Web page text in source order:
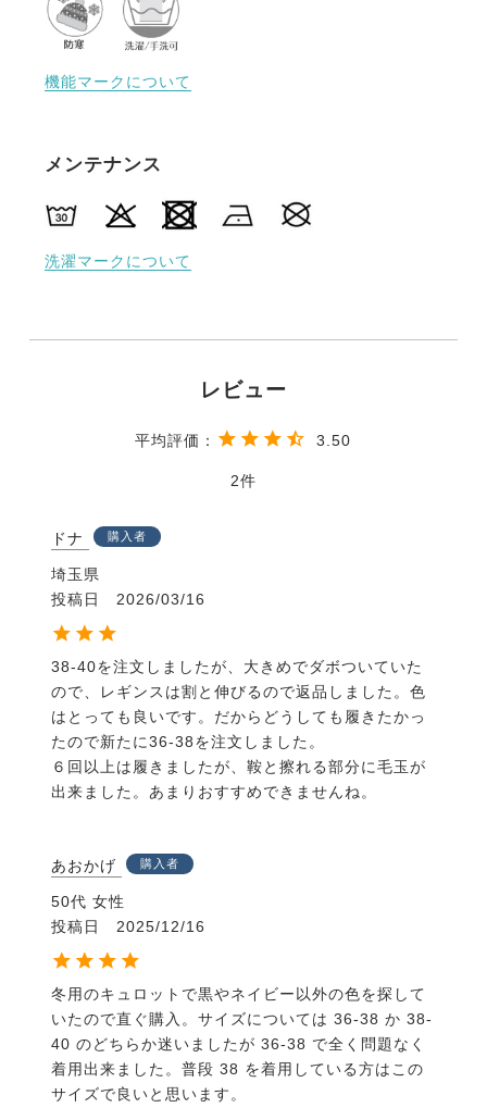
機能マークについて
メンテナンス
洗濯マークについて
3.50
2
ドナ 購入者
埼玉県
投稿日
2026/03/16
38-40を注文しましたが、大きめでダボついていた
ので、レギンスは割と伸びるので返品しました。色
はとっても良いです。だからどうしても履きたかっ
たので新たに36-38を注文しました。
６回以上は履きましたが、鞍と擦れる部分に毛玉が
出来ました。あまりおすすめできませんね。
あおかげ 購入者
50代 女性
投稿日
2025/12/16
冬用のキュロットで黒やネイビー以外の色を探して
いたので直ぐ購入。サイズについては 36-38 か 38-
40 のどちらか迷いましたが 36-38 で全く問題なく
着用出来ました。普段 38 を着用している方はこの
サイズで良いと思います。